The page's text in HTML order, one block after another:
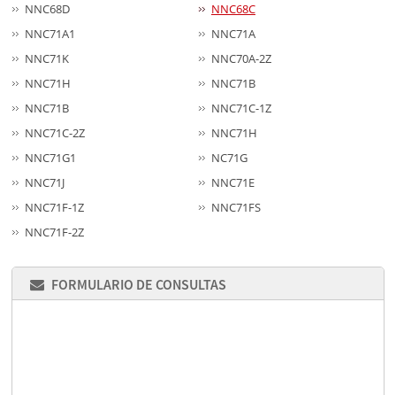
NNC68D
NNC68C
NNC71A1
NNC71A
NNC71K
NNC70A-2Z
NNC71H
NNC71B
NNC71B
NNC71C-1Z
NNC71C-2Z
NNC71H
NNC71G1
NC71G
NNC71J
NNC71E
NNC71F-1Z
NNC71FS
NNC71F-2Z
FORMULARIO DE CONSULTAS